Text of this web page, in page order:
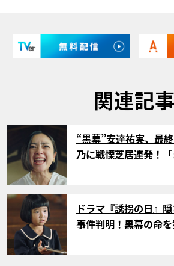
関連記事
サムネイル
“黒幕”安達祐実、最
乃に戦慄芝居連発！
サムネイル
ドラマ『誘拐の日』
事件判明！黒幕の命